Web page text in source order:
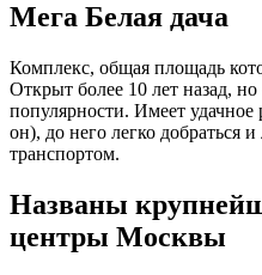
Мега Белая дача
Комплекс, общая площадь
Открыт более 10 лет назад,
популярности. Имеет
он), до него легко
транспортом.
Названы
центры Москвы